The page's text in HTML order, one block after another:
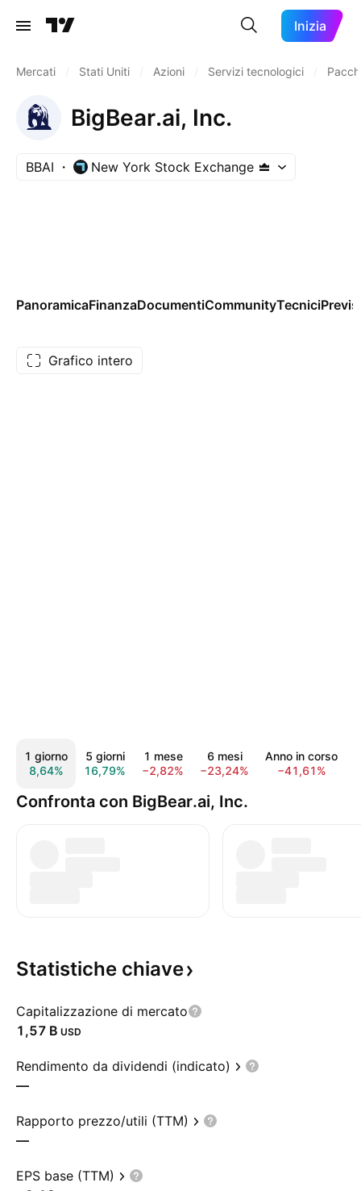
Inizia
Mercati Stati Uniti Azioni Servizi tecnologici
BigBear.ai, Inc.
BBAI New York Stock Exchange
PanoramicaFinanzaDocumentiCommunityTecnici
Grafico intero
1 giorno
8,64%
5 giorni
16,79%
1 mese
−2,82%
6 mesi
−23,24%
Anno in corso
−41,61%
Confronta con BigBear.ai, Inc.
Statistiche chiave
Capitalizzazione di mercato
‪1,57 B‬ USD
Rendimento da dividendi (indicato)
—
Rapporto prezzo/utili (TTM)
—
EPS base (TTM)